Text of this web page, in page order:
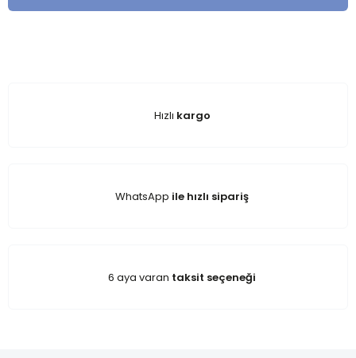
Hızlı kargo
WhatsApp ile hızlı sipariş
6 aya varan taksit seçeneği